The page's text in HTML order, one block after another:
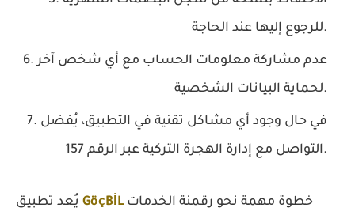
للرجوع إليها عند الحاجة.
عدم مشاركة معلومات الحساب مع أي شخص آخر
لحماية البيانات الشخصية.
في حال وجود أي مشاكل تقنية في التطبيق، يُفضل
التواصل مع إدارة الهجرة التركية عبر الرقم 157.
GöçBİL